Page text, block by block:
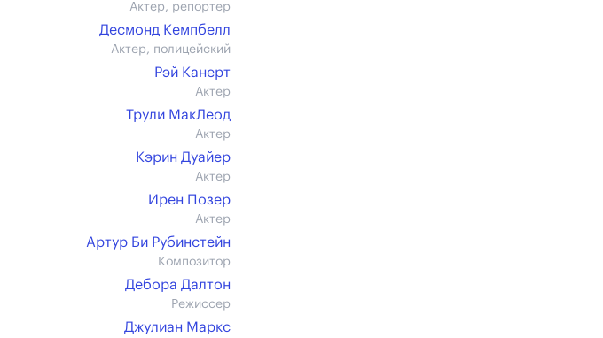
Актер, репортер
Десмонд Кемпбелл
Актер, полицейский
Рэй Канерт
Актер
Трули МакЛеод
Актер
Кэрин Дуайер
Актер
Ирен Позер
Актер
Артур Би Рубинстейн
Композитор
Дебора Далтон
Режиссер
Джулиан Маркс